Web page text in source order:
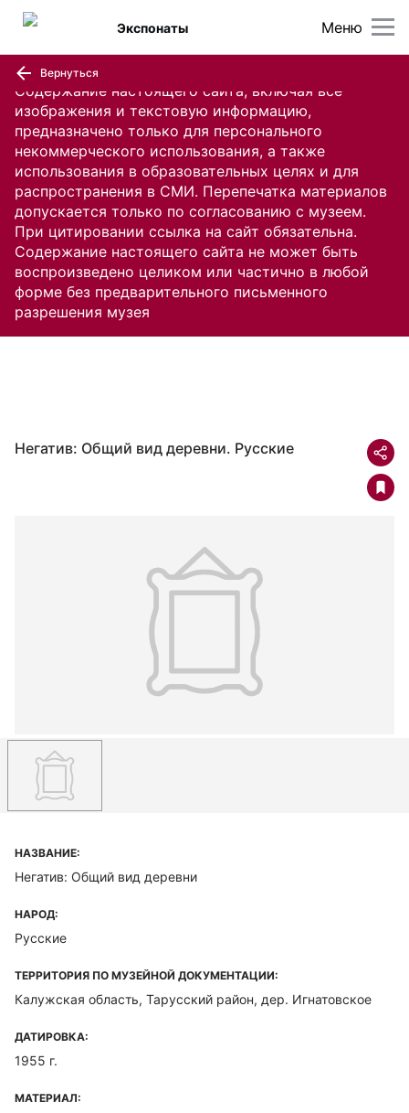
Содержание настоящего сайта, включая все
изображения и текстовую информацию,
предназначено только для персонального
некоммерческого использования, а также
использования в образовательных целях и для
распространения в СМИ. Перепечатка материалов
допускается только по согласованию с музеем.
При цитировании ссылка на сайт обязательна.
Содержание настоящего сайта не может быть
воспроизведено целиком или частично в любой
форме без предварительного письменного
разрешения музея
Меню
Экспонаты
Вернуться
Негатив: Общий вид деревни. Русские
НАЗВАНИЕ:
Негатив: Общий вид деревни
НАРОД:
Русские
ТЕРРИТОРИЯ ПО МУЗЕЙНОЙ ДОКУМЕНТАЦИИ:
Калужская область, Тарусский район, дер. Игнатовское
ДАТИРОВКА:
1955 г.
МАТЕРИАЛ: